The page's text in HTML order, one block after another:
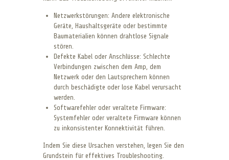
Netzwerkstörungen: Andere elektronische
Geräte, Haushaltsgeräte oder bestimmte
Baumaterialien können drahtlose Signale
stören.
Defekte Kabel oder Anschlüsse: Schlechte
Verbindungen zwischen dem Amp, dem
Netzwerk oder den Lautsprechern können
durch beschädigte oder lose Kabel verursacht
werden.
Softwarefehler oder veraltete Firmware:
Systemfehler oder veraltete Firmware können
zu inkonsistenter Konnektivität führen.
Indem Sie diese Ursachen verstehen, legen Sie den
Grundstein für effektives Troubleshooting.